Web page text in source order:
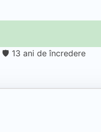
🛡️ 13 ani de încredere